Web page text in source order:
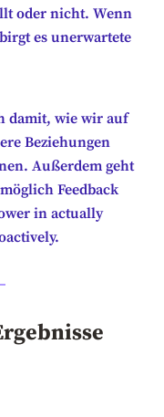
oder nicht. Wenn
es unerwartete
damit, wie wir auf
Beziehungen
Außerdem geht
Feedback
in actually